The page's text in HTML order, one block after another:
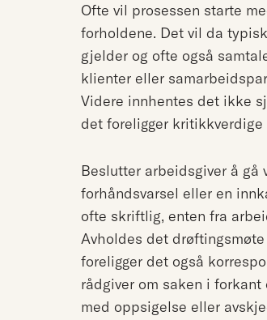
Ofte vil prosessen starte
forholdene. Det vil da
gjelder og ofte også
klienter eller
Videre innhentes det ikke
det foreligger kritikkverdige
Beslutter arbeidsgiver å
forhåndsvarsel eller en
ofte skriftlig, enten fra
Avholdes det
foreligger det også
rådgiver om saken i
med oppsigelse eller